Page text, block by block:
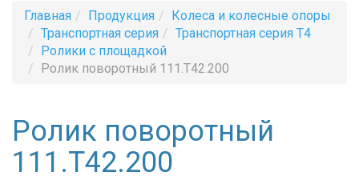
Главная Продукция
Колеса и колесные опоры
Транспортная серия
Транспортная серия T4
Ролики с площадкой
Ролик поворотный 111.Т42.200
Ролик поворотный
111.Т42.200